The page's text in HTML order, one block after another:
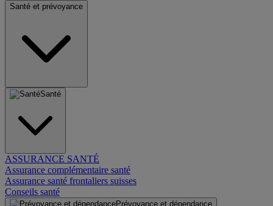
Santé et prévoyance
Santé
ASSURANCE SANTÉ
Assurance complémentaire santé
Assurance santé frontaliers suisses
Conseils santé
Prévoyance et dépendance